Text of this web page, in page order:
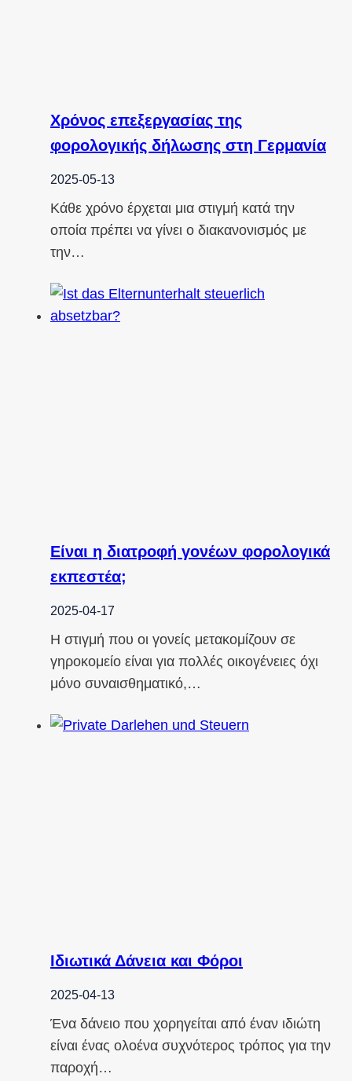
Χρόνος επεξεργασίας της
φορολογικής δήλωσης στη Γερμανία
2025-05-13
Κάθε χρόνο έρχεται μια στιγμή κατά την
οποία πρέπει να γίνει ο διακανονισμός με
την…
Είναι η διατροφή γονέων φορολογικά
εκπεστέα;
2025-04-17
Η στιγμή που οι γονείς μετακομίζουν σε
γηροκομείο είναι για πολλές οικογένειες όχι
μόνο συναισθηματικό,…
Ιδιωτικά Δάνεια και Φόροι
2025-04-13
Ένα δάνειο που χορηγείται από έναν ιδιώτη
είναι ένας ολοένα συχνότερος τρόπος για την
παροχή…